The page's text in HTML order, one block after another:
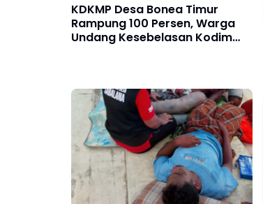
KDKMP Desa Bonea Timur
Rampung 100 Persen, Warga
Undang Kesebelasan Kodim